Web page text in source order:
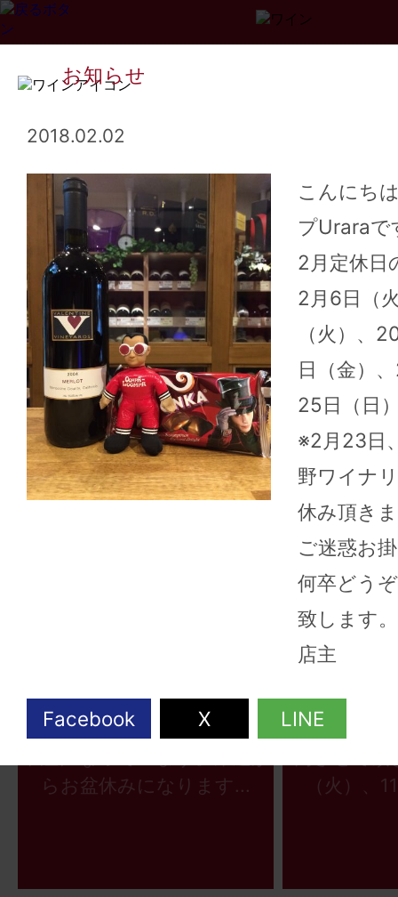
Page 1 2 3 ... 34 >>
こんにちは、ワインショップ
Uraraです。油断して夜中熱
らお盆休みになります...
こんにちは
Uraraです。
（火）、
お知らせ
2018.02.02
こんにち
プUraraで
2月定休日
2月6日（
（火）、
日（金）
25日（日
※2月23日
野ワイナ
休み頂き
ご迷惑お
何卒どう
致します。
店主